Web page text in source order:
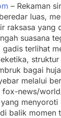
– Rekaman
luas,
raksasa yang
suasana
gadis terlihat
bagai
melalui
fox-news/
menyoroti
balik momen